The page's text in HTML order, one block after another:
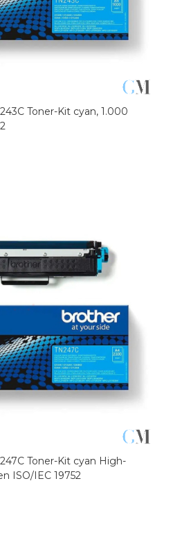
Toner-Kit cyan, 1.000
Toner-Kit cyan High-
ISO/IEC 19752